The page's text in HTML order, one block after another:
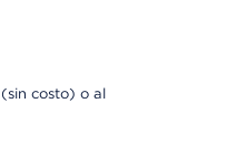
costo) o al